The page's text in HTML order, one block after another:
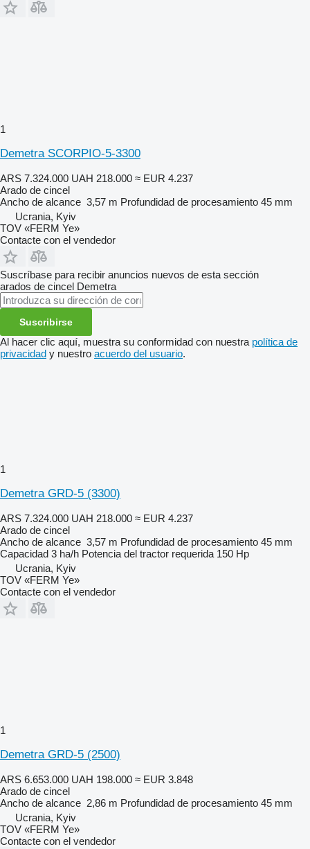
1
Demetra SCORPIO-5-3300
ARS 7.324.000 UAH 218.000 ≈ EUR 4.237
Arado de cincel
Ancho de alcance 3,57 m Profundidad de procesamiento 45 mm
Ucrania, Kyiv
TOV «FERM Ye»
Contacte con el vendedor
Suscríbase para recibir anuncios nuevos de esta sección
arados de cincel Demetra
Suscribirse
Al hacer clic aquí, muestra su conformidad con nuestra política de
privacidad y nuestro acuerdo del usuario.
1
Demetra GRD-5 (3300)
ARS 7.324.000 UAH 218.000 ≈ EUR 4.237
Arado de cincel
Ancho de alcance 3,57 m Profundidad de procesamiento 45 mm
Capacidad 3 ha/h Potencia del tractor requerida 150 Hp
Ucrania, Kyiv
TOV «FERM Ye»
Contacte con el vendedor
1
Demetra GRD-5 (2500)
ARS 6.653.000 UAH 198.000 ≈ EUR 3.848
Arado de cincel
Ancho de alcance 2,86 m Profundidad de procesamiento 45 mm
Ucrania, Kyiv
TOV «FERM Ye»
Contacte con el vendedor